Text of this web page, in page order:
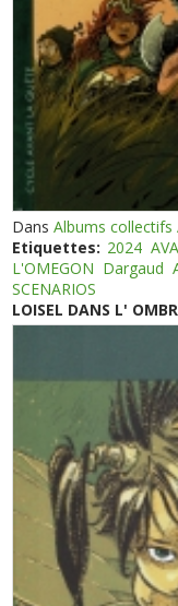
DansAlbums collectifs
Etiquettes: 2024
L'OMEGON Dargaud
SCENARIOS
LOISEL DANS L'